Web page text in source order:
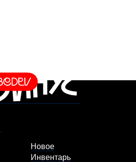
Новое
Инвентарь